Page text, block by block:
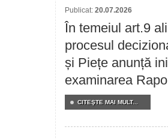
Publicat: 20.07.2026
În temeiul art.9
procesul
și Piețe anunță
examinarea
CITEŞTE MAI MULT...